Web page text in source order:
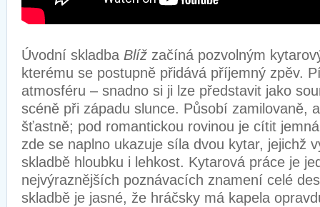
Úvodní skladba Blíž začíná pozvolným
kterému se postupně přidává příjemný zpěv.
atmosféru – snadno si ji lze představit jako
scéně při západu slunce. Působí zamilovaně,
šťastně; pod romantickou rovinou je cítit
zde se naplno ukazuje síla dvou kytar, jejichž
skladbě hloubku i lehkost. Kytarová práce je
nejvýraznějších poznávacích znamení celé
skladbě je jasné, že hráčsky má kapela